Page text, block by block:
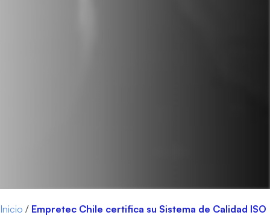
Inicio / Empretec Chile certifica su Sistema de Calidad ISO